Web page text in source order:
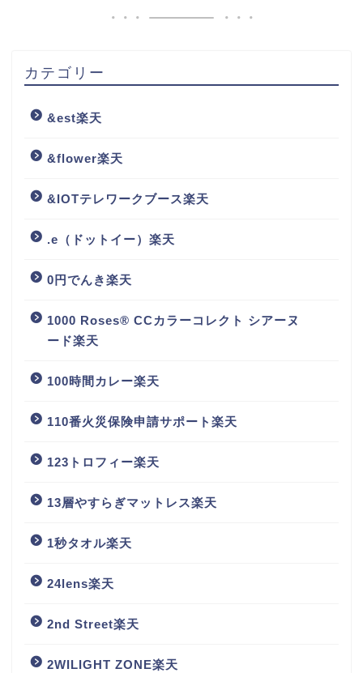
カテゴリー
&est楽天
&flower楽天
&IOTテレワークブース楽天
.e（ドットイー）楽天
0円でんき楽天
1000 Roses® CCカラーコレクト シアーヌ
ード楽天
100時間カレー楽天
110番火災保険申請サポート楽天
123トロフィー楽天
13層やすらぎマットレス楽天
1秒タオル楽天
24lens楽天
2nd Street楽天
2WILIGHT ZONE楽天